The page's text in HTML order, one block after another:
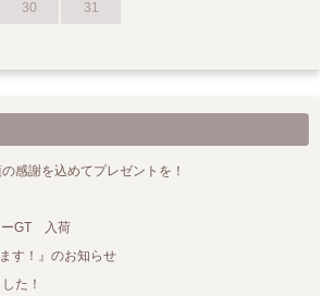
30 31
感謝を込めてプレゼントを！
GT 入荷
す！』のお知らせ
た！